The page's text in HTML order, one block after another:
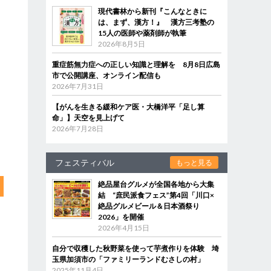
現代書林から新刊『こんなときに
は、まず、漢方！』 漢方三考塾の
15人の医師や薬剤師が執筆
2026年8月5日
重症筋無力症への正しい知識と理解を 8月8日広島
市で公開講座、オンライン配信も
2026年7月31日
【がんを生きる緩和ケア医・大橋洋平「足し算
命」】天空を見上げて
2026年7月28日
フェスティバル もっと見る
絶品屋台グルメが全国各地から大集
結 “庶民派食フェス”第4回「川口×
絶品グルメビール＆日本酒祭り
2026」を開催
2026年4月15日
自分で収穫した秋野菜を使って芋煮作りを体験 埼
玉県加須市の「ファミリーランドむさしの村」